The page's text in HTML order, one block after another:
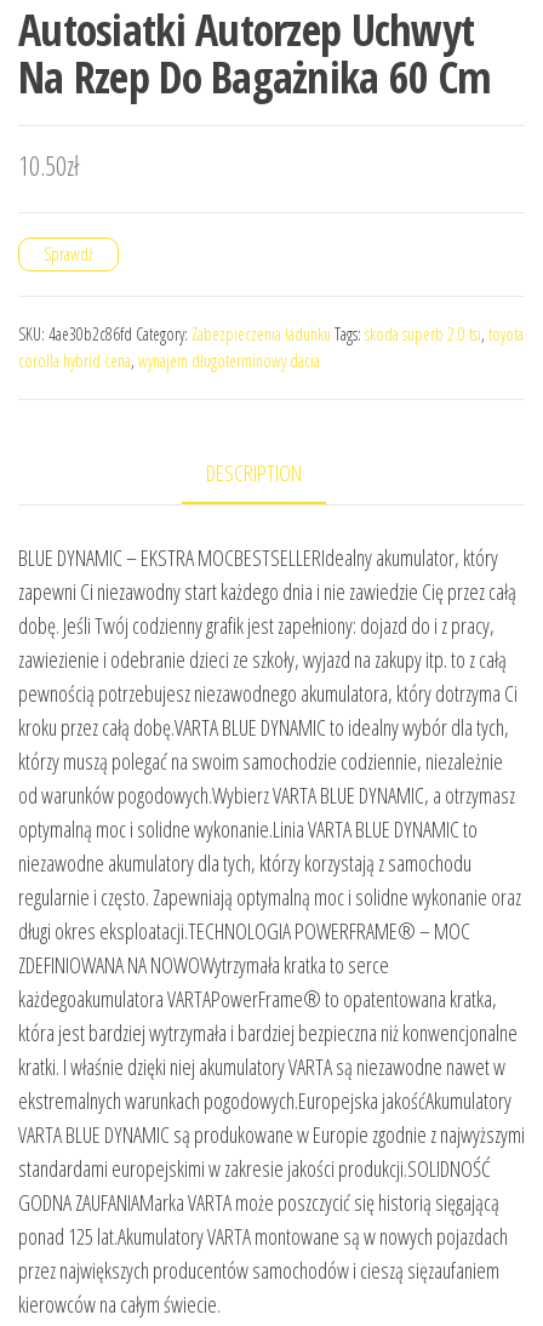
Autosiatki Autorzep Uchwyt
Na Rzep Do Bagażnika 60 Cm
10.50zł
Sprawdź
SKU: 4ae30b2c86fd Category: Zabezpieczenia ładunku Tags: skoda superb 2.0 tsi, toyota
corolla hybrid cena, wynajem długoterminowy dacia
DESCRIPTION
BLUE DYNAMIC – EKSTRA MOCBESTSELLERIdealny akumulator, który
zapewni Ci niezawodny start każdego dnia i nie zawiedzie Cię przez całą
dobę. Jeśli Twój codzienny grafik jest zapełniony: dojazd do i z pracy,
zawiezienie i odebranie dzieci ze szkoły, wyjazd na zakupy itp. to z całą
pewnością potrzebujesz niezawodnego akumulatora, który dotrzyma Ci
kroku przez całą dobę.VARTA BLUE DYNAMIC to idealny wybór dla tych,
którzy muszą polegać na swoim samochodzie codziennie, niezależnie
od warunków pogodowych.Wybierz VARTA BLUE DYNAMIC, a otrzymasz
optymalną moc i solidne wykonanie.Linia VARTA BLUE DYNAMIC to
niezawodne akumulatory dla tych, którzy korzystają z samochodu
regularnie i często. Zapewniają optymalną moc i solidne wykonanie oraz
długi okres eksploatacji.TECHNOLOGIA POWERFRAME® – MOC
ZDEFINIOWANA NA NOWOWytrzymała kratka to serce
każdegoakumulatora VARTAPowerFrame® to opatentowana kratka,
która jest bardziej wytrzymała i bardziej bezpieczna niż konwencjonalne
kratki. I właśnie dzięki niej akumulatory VARTA są niezawodne nawet w
ekstremalnych warunkach pogodowych.Europejska jakośćAkumulatory
VARTA BLUE DYNAMIC są produkowane w Europie zgodnie z najwyższymi
standardami europejskimi w zakresie jakości produkcji.SOLIDNOŚĆ
GODNA ZAUFANIAMarka VARTA może poszczycić się historią sięgającą
ponad 125 lat.Akumulatory VARTA montowane są w nowych pojazdach
przez największych producentów samochodów i cieszą sięzaufaniem
kierowców na całym świecie.